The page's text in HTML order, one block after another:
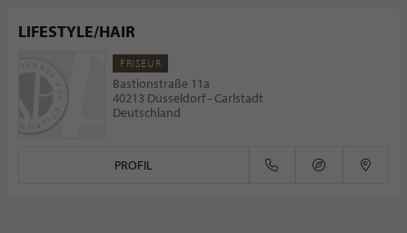
LIFESTYLE/HAIR
FRISEUR
Bastionstraße 11a
40213 Düsseldorf - Carlstadt
Deutschland
PROFIL